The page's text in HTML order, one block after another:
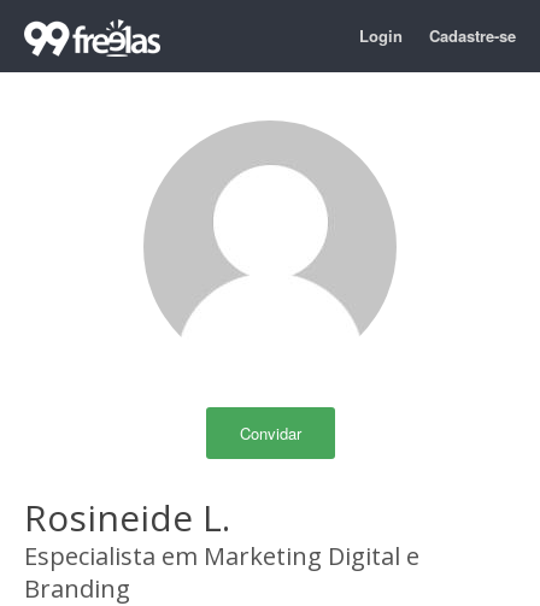
Login Cadastre-se
Convidar
Rosineide L.
Especialista em Marketing Digital e
Branding